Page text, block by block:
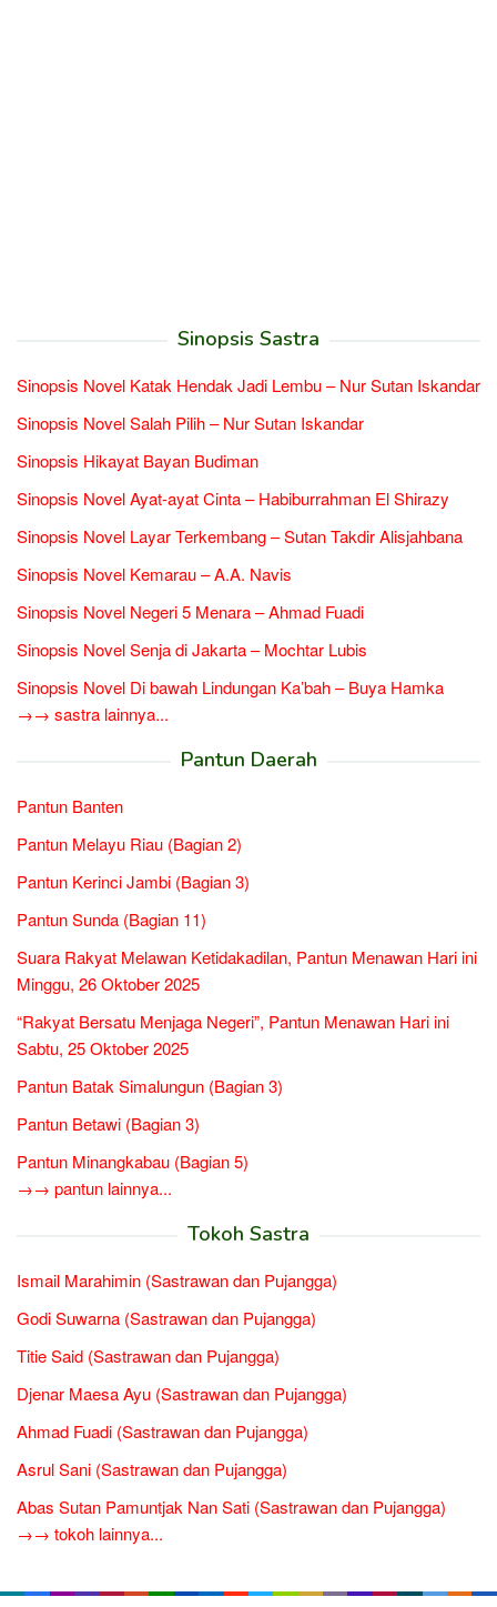
Sinopsis Sastra
Sinopsis Novel Katak Hendak Jadi Lembu – Nur Sutan Iskandar
Sinopsis Novel Salah Pilih – Nur Sutan Iskandar
Sinopsis Hikayat Bayan Budiman
Sinopsis Novel Ayat-ayat Cinta – Habiburrahman El Shirazy
Sinopsis Novel Layar Terkembang – Sutan Takdir Alisjahbana
Sinopsis Novel Kemarau – A.A. Navis
Sinopsis Novel Negeri 5 Menara – Ahmad Fuadi
Sinopsis Novel Senja di Jakarta – Mochtar Lubis
Sinopsis Novel Di bawah Lindungan Ka’bah – Buya Hamka
→→ sastra lainnya...
Pantun Daerah
Pantun Banten
Pantun Melayu Riau (Bagian 2)
Pantun Kerinci Jambi (Bagian 3)
Pantun Sunda (Bagian 11)
Suara Rakyat Melawan Ketidakadilan, Pantun Menawan Hari ini
Minggu, 26 Oktober 2025
“Rakyat Bersatu Menjaga Negeri”, Pantun Menawan Hari ini
Sabtu, 25 Oktober 2025
Pantun Batak Simalungun (Bagian 3)
Pantun Betawi (Bagian 3)
Pantun Minangkabau (Bagian 5)
→→ pantun lainnya...
Tokoh Sastra
Ismail Marahimin (Sastrawan dan Pujangga)
Godi Suwarna (Sastrawan dan Pujangga)
Titie Said (Sastrawan dan Pujangga)
Djenar Maesa Ayu (Sastrawan dan Pujangga)
Ahmad Fuadi (Sastrawan dan Pujangga)
Asrul Sani (Sastrawan dan Pujangga)
Abas Sutan Pamuntjak Nan Sati (Sastrawan dan Pujangga)
→→ tokoh lainnya...